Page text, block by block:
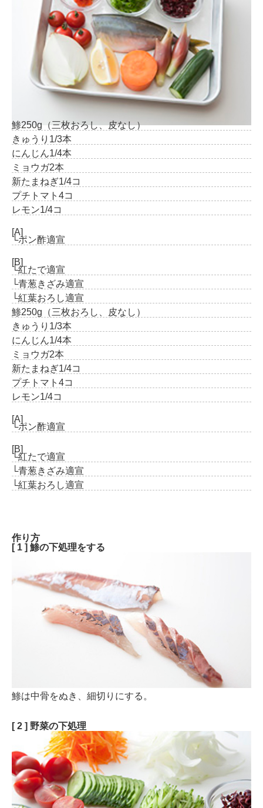
鯵250g（三枚おろし、皮なし）
きゅうり 1/3本
にんじん1/4本
ミョウガ2本
新たまねぎ1/4コ
プチトマト 4コ
レモン1/4コ
[A]
└ポン酢適宣
[B]
└紅たで適宣
└青葱きざみ適宣
└紅葉おろし適宣
鯵250g（三枚おろし、皮なし）
きゅうり 1/3本
にんじん1/4本
ミョウガ2本
新たまねぎ1/4コ
プチトマト 4コ
レモン1/4コ
[A]
└ポン酢適宣
[B]
└紅たで適宣
└青葱きざみ適宣
└紅葉おろし適宣
作り方
[ 1 ] 鯵の下処理をする
鯵は中骨をぬき、細切りにする。
[ 2 ] 野菜の下処理